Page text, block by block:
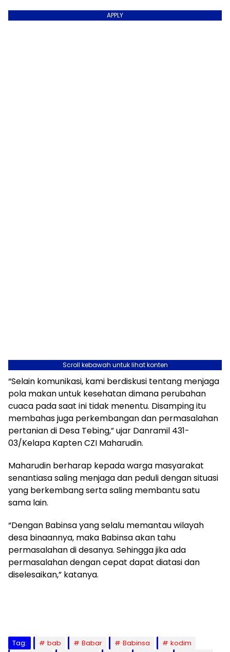
APPLY
Scroll kebawah untuk lihat konten
“Selain komunikasi, kami berdiskusi tentang menjaga
pola makan untuk kesehatan dimana perubahan
cuaca pada saat ini tidak menentu. Disamping itu
membahas juga perkembangan dan permasalahan
pertanian di Desa Tebing,” ujar Danramil 431-
03/Kelapa Kapten CZI Maharudin.
Maharudin berharap kepada warga masyarakat
senantiasa saling menjaga dan peduli dengan situasi
yang berkembang serta saling membantu satu
sama lain.
“Dengan Babinsa yang selalu memantau wilayah
desa binaannya, maka Babinsa akan tahu
permasalahan di desanya. Sehingga jika ada
permasalahan dengan cepat dapat diatasi dan
diselesaikan,” katanya.
Tag: bab Babar Babinsa
kodim